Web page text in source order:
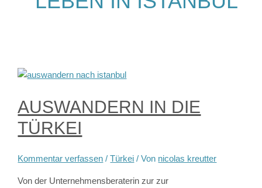
AUSWANDERN IN DIE
TÜRKEI
Kommentar verfassen /Türkei / Von nicolas kreutter
Von der Unternehmensberaterin zur zur